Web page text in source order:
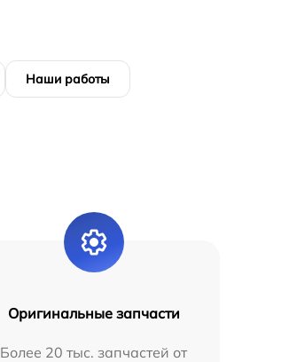
Наши работы
Оригинальные запчасти
Более 20 тыс. запчастей от